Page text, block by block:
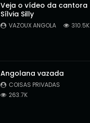
Veja o vídeo da cantora
Sílvia Silly
VAZOUX ANGOLA 310.5K
Angolana vazada
COISAS PRIVADAS
263.7K